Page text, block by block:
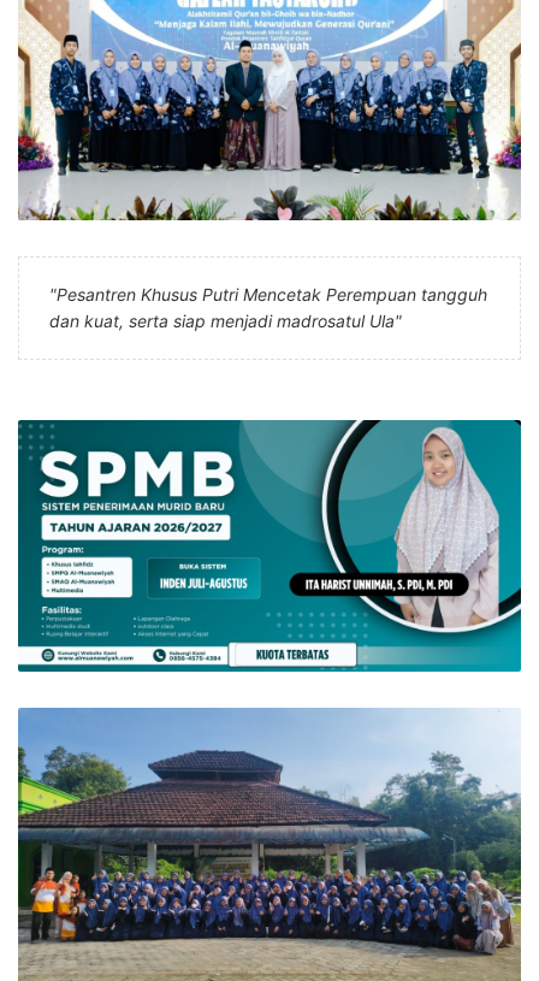
"Pesantren Khusus Putri Mencetak Perempuan tangguh
dan kuat, serta siap menjadi madrosatul Ula"